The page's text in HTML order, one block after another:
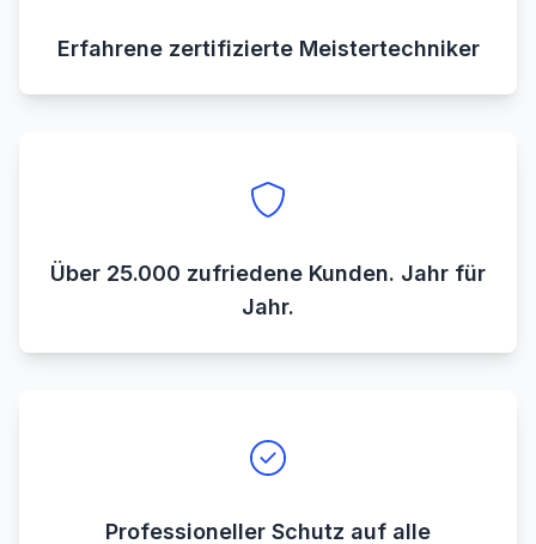
Erfahrene zertifizierte Meistertechniker
Über 25.000 zufriedene Kunden. Jahr für
Jahr.
Professioneller Schutz auf alle